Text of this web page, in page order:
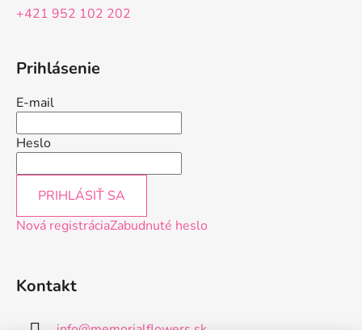
+421 952 102 202
Prihlásenie
E-mail
Heslo
PRIHLÁSIŤ SA
Nová registráciaZabudnuté heslo
Kontakt